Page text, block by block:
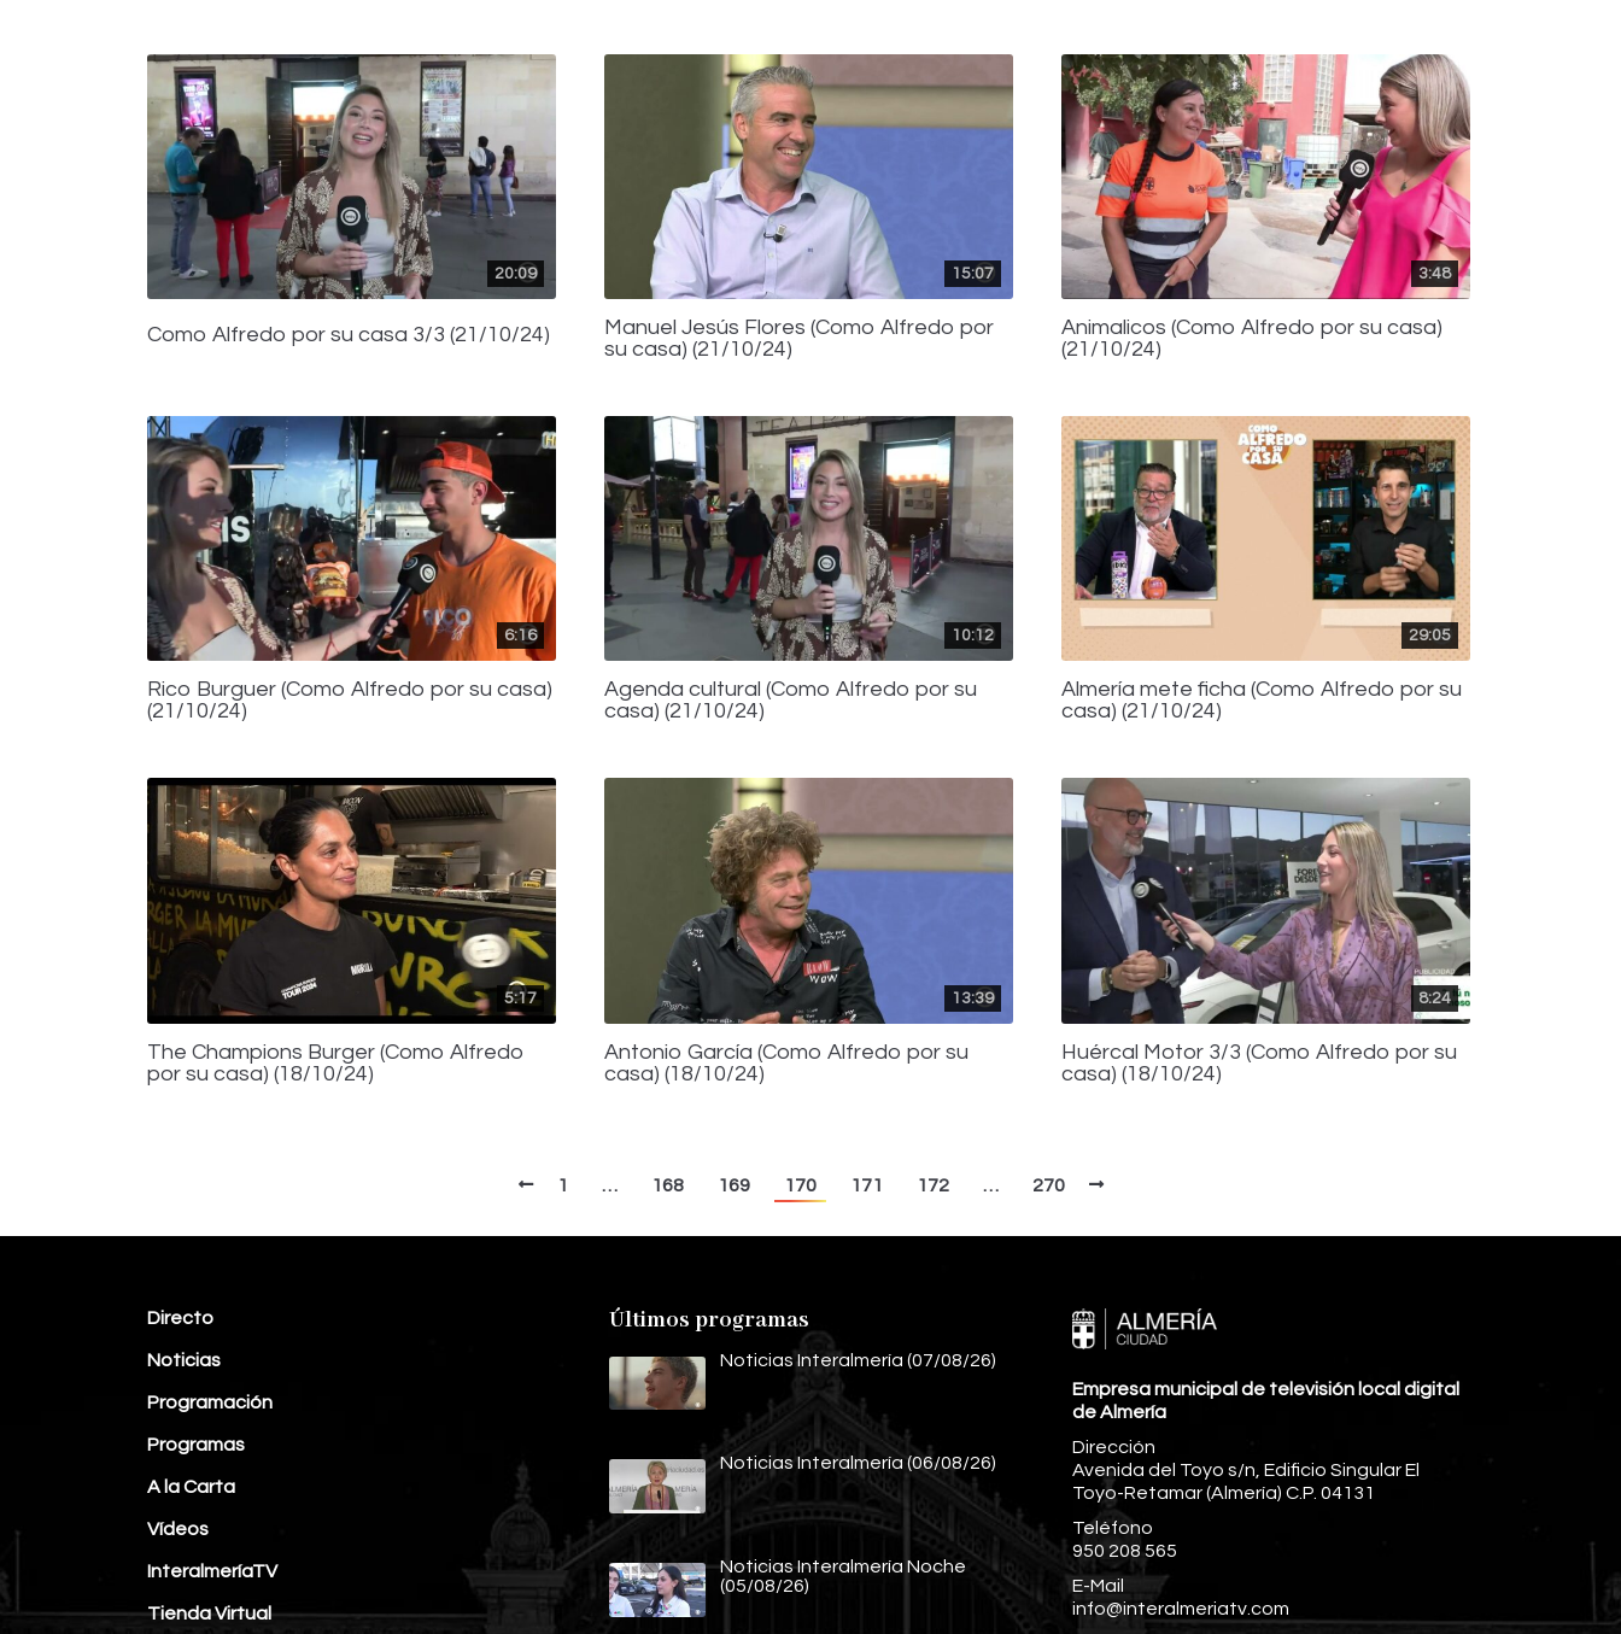
20:09
Como Alfredo por su casa 3/3 (21/10/24)
15:07
Manuel Jesús Flores (Como Alfredo por
su casa) (21/10/24)
3:48
Animalicos (Como Alfredo por su casa)
(21/10/24)
6:16
Rico Burguer (Como Alfredo por su casa)
(21/10/24)
10:12
Agenda cultural (Como Alfredo por su
casa) (21/10/24)
29:05
Almería mete ficha (Como Alfredo por su
casa) (21/10/24)
5:17
The Champions Burger (Como Alfredo
por su casa) (18/10/24)
13:39
Antonio García (Como Alfredo por su
casa) (18/10/24)
8:24
Huércal Motor 3/3 (Como Alfredo por su
casa) (18/10/24)
1 … 168 169 170 171 172 … 270
Directo
Noticias
Programación
Programas
A la Carta
Vídeos
InteralmeríaTV
Tienda Virtual
Últimos programas
Noticias Interalmería (07/08/26)
Noticias Interalmería (06/08/26)
Noticias Interalmería Noche
(05/08/26)
Empresa municipal de televisión local digital
de Almería
Dirección
Avenida del Toyo s/n, Edificio Singular El
Toyo-Retamar (Almería) C.P. 04131
Teléfono
950 208 565
E-Mail
info@interalmeriatv.com